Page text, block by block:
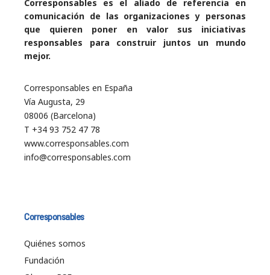
Corresponsables es el aliado de referencia en
comunicación de las organizaciones y personas
que quieren poner en valor sus iniciativas
responsables para construir juntos un mundo
mejor.
Corresponsables en España
Vía Augusta, 29
08006 (Barcelona)
T +34 93 752 47 78
www.corresponsables.com
info@corresponsables.com
Corresponsables
Quiénes somos
Fundación